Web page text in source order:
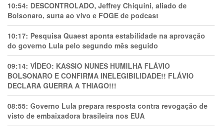
10:54: DESCONTROLADO, Jeffrey Chiquini, aliado de
Bolsonaro, surta ao vivo e FOGE de podcast
10:17: Pesquisa Quaest aponta estabilidade na aprovação
do governo Lula pelo segundo mês seguido
09:14: VÍDEO: KASSIO NUNES HUMlLHA FLÁVIO
BOLSONARO E CONFIRMA INELEGIBILIDADE!! FLÁVIO
DECLARA GUERRA A THIAGO!!!
08:55: Governo Lula prepara resposta contra revogação de
visto de embaixadora brasileira nos EUA